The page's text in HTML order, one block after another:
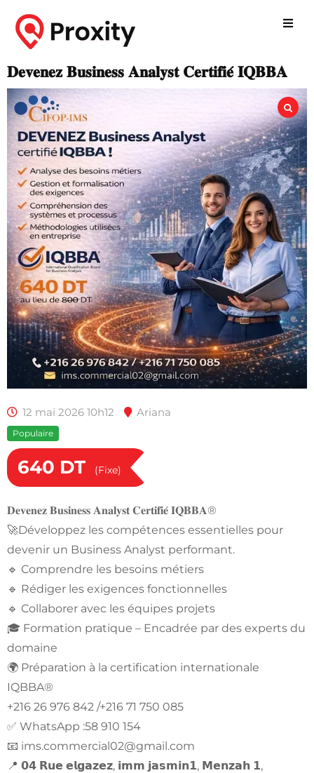
𝐃𝐞𝐯𝐞𝐧𝐞𝐳 𝐁𝐮𝐬𝐢𝐧𝐞𝐬𝐬 𝐀𝐧𝐚𝐥𝐲𝐬𝐭 𝐂𝐞𝐫𝐭𝐢𝐟𝐢𝐞́ 𝐈𝐐𝐁𝐁𝐀
12 mai 2026 10h12 Ariana
Populaire
640 DT (Fixe)
𝐃𝐞𝐯𝐞𝐧𝐞𝐳 𝐁𝐮𝐬𝐢𝐧𝐞𝐬𝐬 𝐀𝐧𝐚𝐥𝐲𝐬𝐭 𝐂𝐞𝐫𝐭𝐢𝐟𝐢𝐞́ 𝐈𝐐𝐁𝐁𝐀®
🚀Développez les compétences essentielles pour
devenir un Business Analyst performant.
🔹 Comprendre les besoins métiers
🔹 Rédiger les exigences fonctionnelles
🔹 Collaborer avec les équipes projets
🎓 Formation pratique – Encadrée par des experts du
domaine
🌍 Préparation à la certification internationale
IQBBA®
+216 26 976 842 /+216 71 750 085
✅ WhatsApp :58 910 154
📧 ims.commercial02@gmail.com
📍 𝟬𝟰 𝗥𝘂𝗲 𝗲𝗹𝗴𝗮𝘇𝗲𝘇, 𝗶𝗺𝗺 𝗷𝗮𝘀𝗺𝗶𝗻𝟭, 𝗠𝗲𝗻𝘇𝗮𝗵 𝟭,